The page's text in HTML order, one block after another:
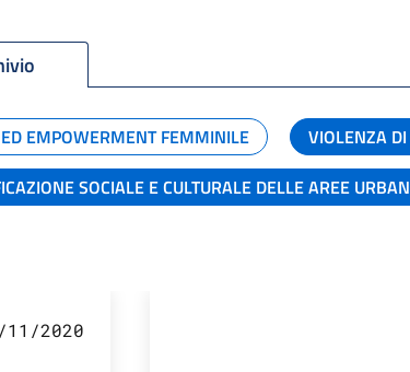
EMPOWERMENT FEMMINILE
VIOLENZA
SOCIALE E CULTURALE DELLE AREE
11/2020